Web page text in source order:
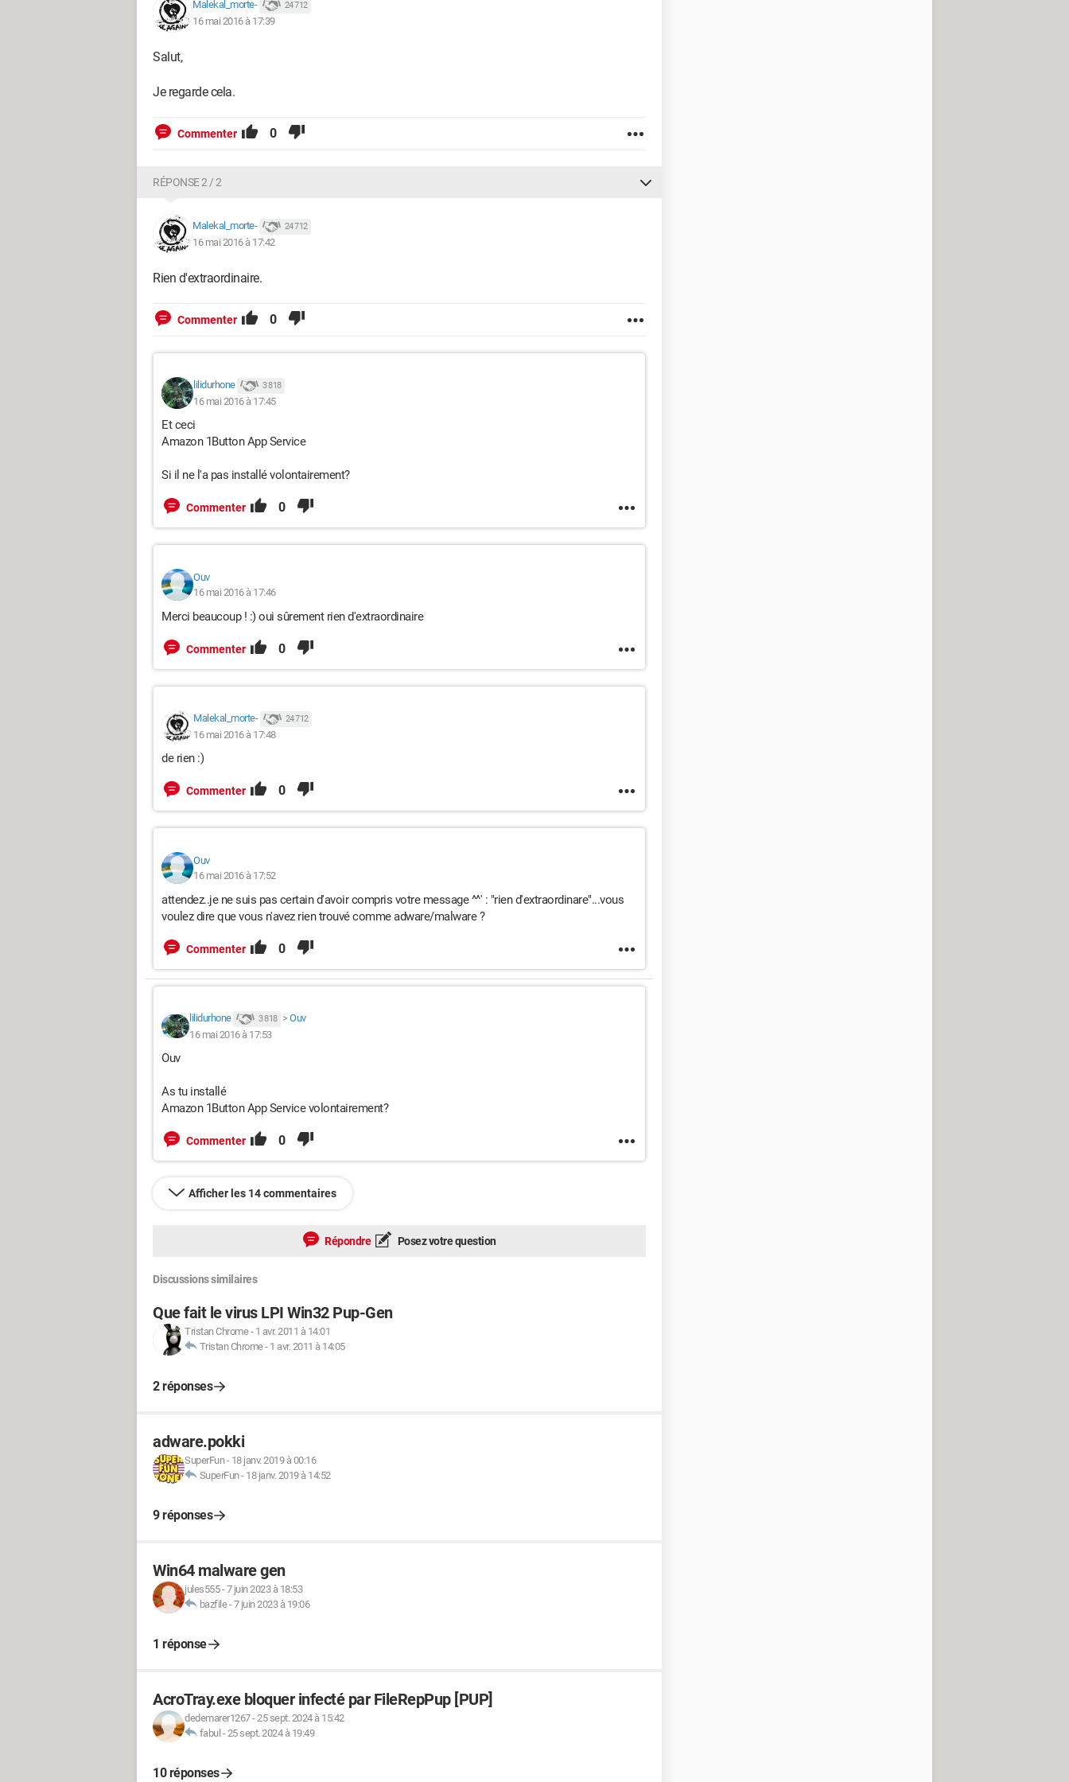
Malekal_morte- 24 712
16 mai 2016 à 17:39
Salut,
Je regarde cela.
Commenter 0
RÉPONSE 2 / 2
Malekal_morte- 24 712
16 mai 2016 à 17:42
Rien d'extraordinaire.
Commenter 0
lilidurhone 3 818
16 mai 2016 à 17:45
Et ceci
Amazon 1Button App Service
Si il ne l'a pas installé volontairement?
Commenter 0
Ouv
16 mai 2016 à 17:46
Merci beaucoup ! :) oui sûrement rien d'extraordinaire
Commenter 0
Malekal_morte- 24 712
16 mai 2016 à 17:48
de rien :)
Commenter 0
Ouv
16 mai 2016 à 17:52
attendez..je ne suis pas certain d'avoir compris votre message ^^' : "rien d'extraordinare"...vous
voulez dire que vous n'avez rien trouvé comme adware/malware ?
Commenter 0
lilidurhone 3 818 > Ouv
16 mai 2016 à 17:53
Ouv
As tu installé
Amazon 1Button App Service volontairement?
Commenter 0
Afficher les 14 commentaires
Répondre Posez votre question
Discussions similaires
Que fait le virus LPI Win32 Pup-Gen
Tristan Chrome- 1 avr. 2011 à 14:01
Tristan Chrome- 1 avr. 2011 à 14:05
2 réponses
adware.pokki
SuperFun- 18 janv. 2019 à 00:16
SuperFun- 18 janv. 2019 à 14:52
9 réponses
Win64 malware gen
jules555-7 juin 2023 à 18:53
bazfile-7 juin 2023 à 19:06
1 réponse
AcroTray.exe bloquer infecté par FileRepPup [PUP]
dedemarer1267-25 sept. 2024 à 15:42
fabul -25 sept. 2024 à 19:49
10 réponses